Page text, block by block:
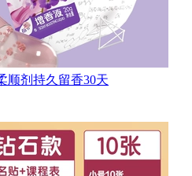
顺剂持久留香30天